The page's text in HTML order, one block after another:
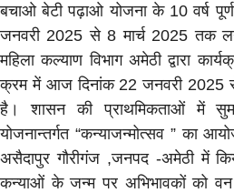
बचाओ बेटी पढ़ाओ योजना के 10 वर्ष
जनवरी 2025 से 8 मार्च 2025 तक
महिला कल्याण विभाग अमेठी द्वारा
क्रम में आज दिनांक 22 जनवरी 2025 से
है। शासन की प्राथमिकताओं में
योजनान्तर्गत “कन्याजन्मोत्सव ” का
असैदापुर गौरीगंज ,जनपद -अमेठी में
कन्याओं के जन्म पर अभिभावकों को